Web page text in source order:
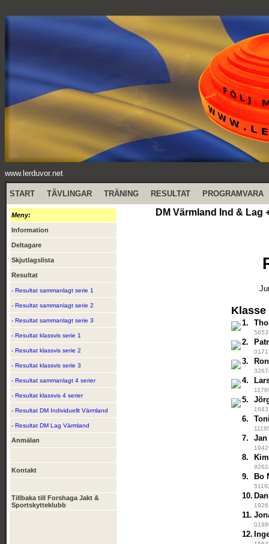
www.lerduvor.net
START TÄVLINGAR TRÄNING RESULTAT PROGRAMVARA
Meny:
Information
Deltagare
Skjutlagslista
Resultat
- Resultat sammanlagt serie 1
- Resultat sammanlagt serie 2
- Resultat sammanlagt serie 3
- Resultat klassvis serie 1
- Resultat klassvis serie 2
- Resultat klassvis serie 3
- Resultat sammanlagt 4 serier
- Resultat klassvis 4 serier
- Resultat DM Individuellt Värmland
- Resultat DM Lag Värmland
Anmälan
Kontakt
Tillbaka till Forshaga Jakt &
Sportskytteklubb
DM Värmland Ind &
Klasse
1.
2.
3.
4.
5.
6.
7. Jan
8.
9. Bo
10.
11.
12.